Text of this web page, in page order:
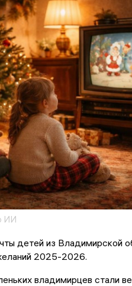
ИИ
детей из Владимирской
2025-2026.
владимирцев стали